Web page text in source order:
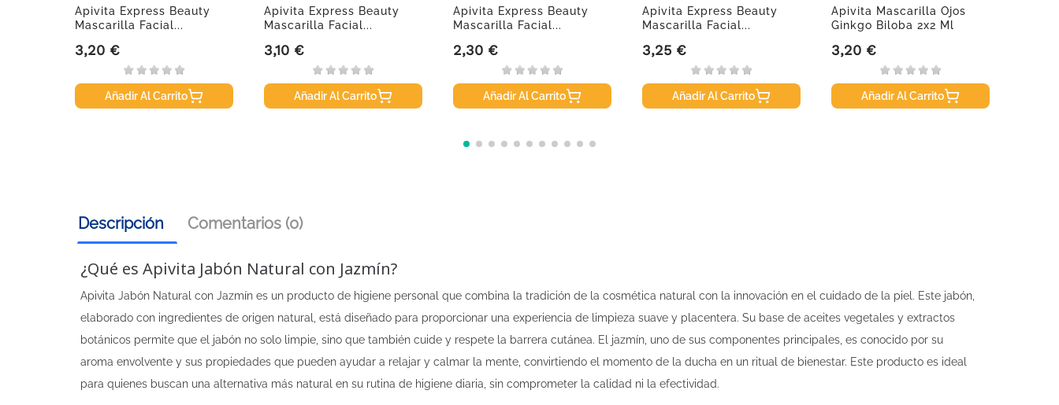
Apivita Express Beauty
Mascarilla Facial...
Precio
3,20 €
Añadir Al Carrito
Apivita Express Beauty
Mascarilla Facial...
Precio
3,10 €
Añadir Al Carrito
Apivita Express Beauty
Mascarilla Facial...
Precio
2,30 €
Añadir Al Carrito
Apivita Express Beauty
Mascarilla Facial...
Precio
3,25 €
Añadir Al Carrito
Apivita Mascarilla Ojos
Ginkgo Biloba 2x2 Ml
Precio
3,20 €
Añadir Al Carrito
Descripción Comentarios (0)
¿Qué es Apivita Jabón Natural con Jazmín?
Apivita Jabón Natural con Jazmín es un producto de higiene personal que combina la tradición de la cosmética natural con la innovación en el cuidado de la piel. Este jabón,
elaborado con ingredientes de origen natural, está diseñado para proporcionar una experiencia de limpieza suave y placentera. Su base de aceites vegetales y extractos
botánicos permite que el jabón no solo limpie, sino que también cuide y respete la barrera cutánea. El jazmín, uno de sus componentes principales, es conocido por su
aroma envolvente y sus propiedades que pueden ayudar a relajar y calmar la mente, convirtiendo el momento de la ducha en un ritual de bienestar. Este producto es ideal
para quienes buscan una alternativa más natural en su rutina de higiene diaria, sin comprometer la calidad ni la efectividad.